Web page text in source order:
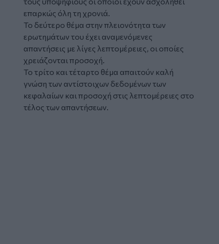
επαρκώς όλη τη χρονιά.
Το δεύτερο θέμα στην πλειονότητα των
ερωτημάτων του έχει αναμενόμενες
απαντήσεις με λίγες λεπτομέρειες, οι οποίες
χρειάζονται προσοχή.
Το τρίτο και τέταρτο θέμα απαιτούν καλή
γνώση των αντίστοιχων δεδομένων των
κεφαλαίων και προσοχή στις λεπτομέρειες στο
τέλος των απαντήσεων.